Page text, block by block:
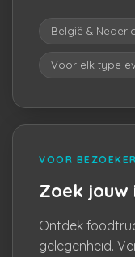
België &
Voor elk type
VOOR
Zoek
Ontdek
gelegenheid.